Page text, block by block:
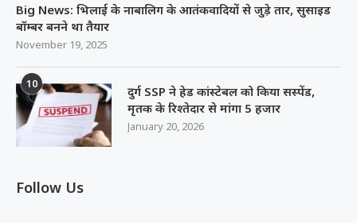
Big News: भिलाई के नाबालिग के आतंकवादियों से जुड़े तार, सुसाइड
बॉम्बर बनने था तैयार
November 19, 2025
10
दुर्ग SSP ने हेड कांस्टेबल को किया सस्पेंड,
मृतक के रिश्तेदार से मांगा 5 हजार
January 20, 2026
Follow Us